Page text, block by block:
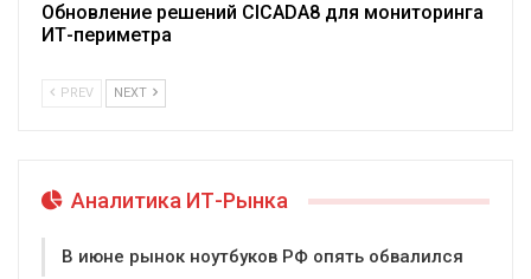
Обновление решений CICADA8 для мониторинга
ИТ-периметра
PREV NEXT
Аналитика ИТ-Рынка
В июне рынок ноутбуков РФ опять обвалился